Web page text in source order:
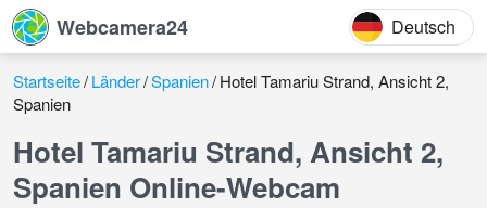
Webcamera24 Deutsch
Startseite Länder Spanien Hotel Tamariu Strand, Ansicht 2,
Spanien
Hotel Tamariu Strand, Ansicht 2,
Spanien Online-Webcam